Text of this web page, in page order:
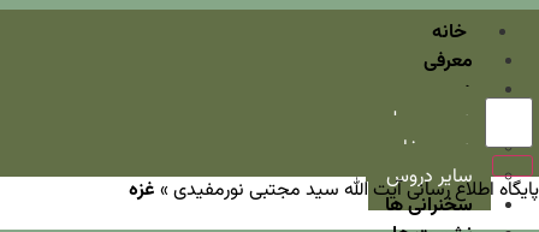
خانه
معرفی
دروس
دروس سطح
دروس خارج
سایر دروس
سخنرانی ها
پایگاه اطلاع رسانی آیت الله سید مجتبی نورمفیدی » غزه